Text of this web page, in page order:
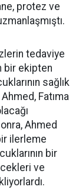
protez ve
tedaviye
bir ekipten
sağlık
Fatıma
Ahmed
ilerleme
bir
ve